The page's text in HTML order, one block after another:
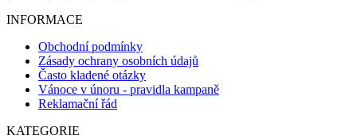
INFORMACE
Obchodní podmínky
Zásady ochrany osobních údajů
Často kladené otázky
Vánoce v únoru - pravidla kampaně
Reklamační řád
KATEGORIE